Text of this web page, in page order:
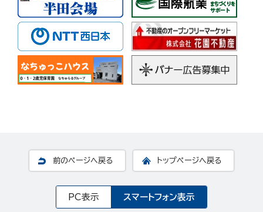
前のページへ戻る トップページへ戻る
PC表示 スマートフォン表示